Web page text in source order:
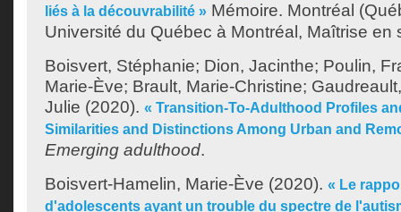
liés à la découvrabilité » Mémoire. Montréal
Université du Québec à Montréal, Maîtrise en
Boisvert, Stéphanie; Dion, Jacinthe; Poulin,
Marie-Ève; Brault, Marie-Christine;
Julie (2020). « Transition-To-Adulthood Profiles
Similarities and Distinctions Among Urban and
Emerging adulthood.
Boisvert-Hamelin, Marie-Ève (2020). « Le
d'adolescents ayant un trouble du spectre de